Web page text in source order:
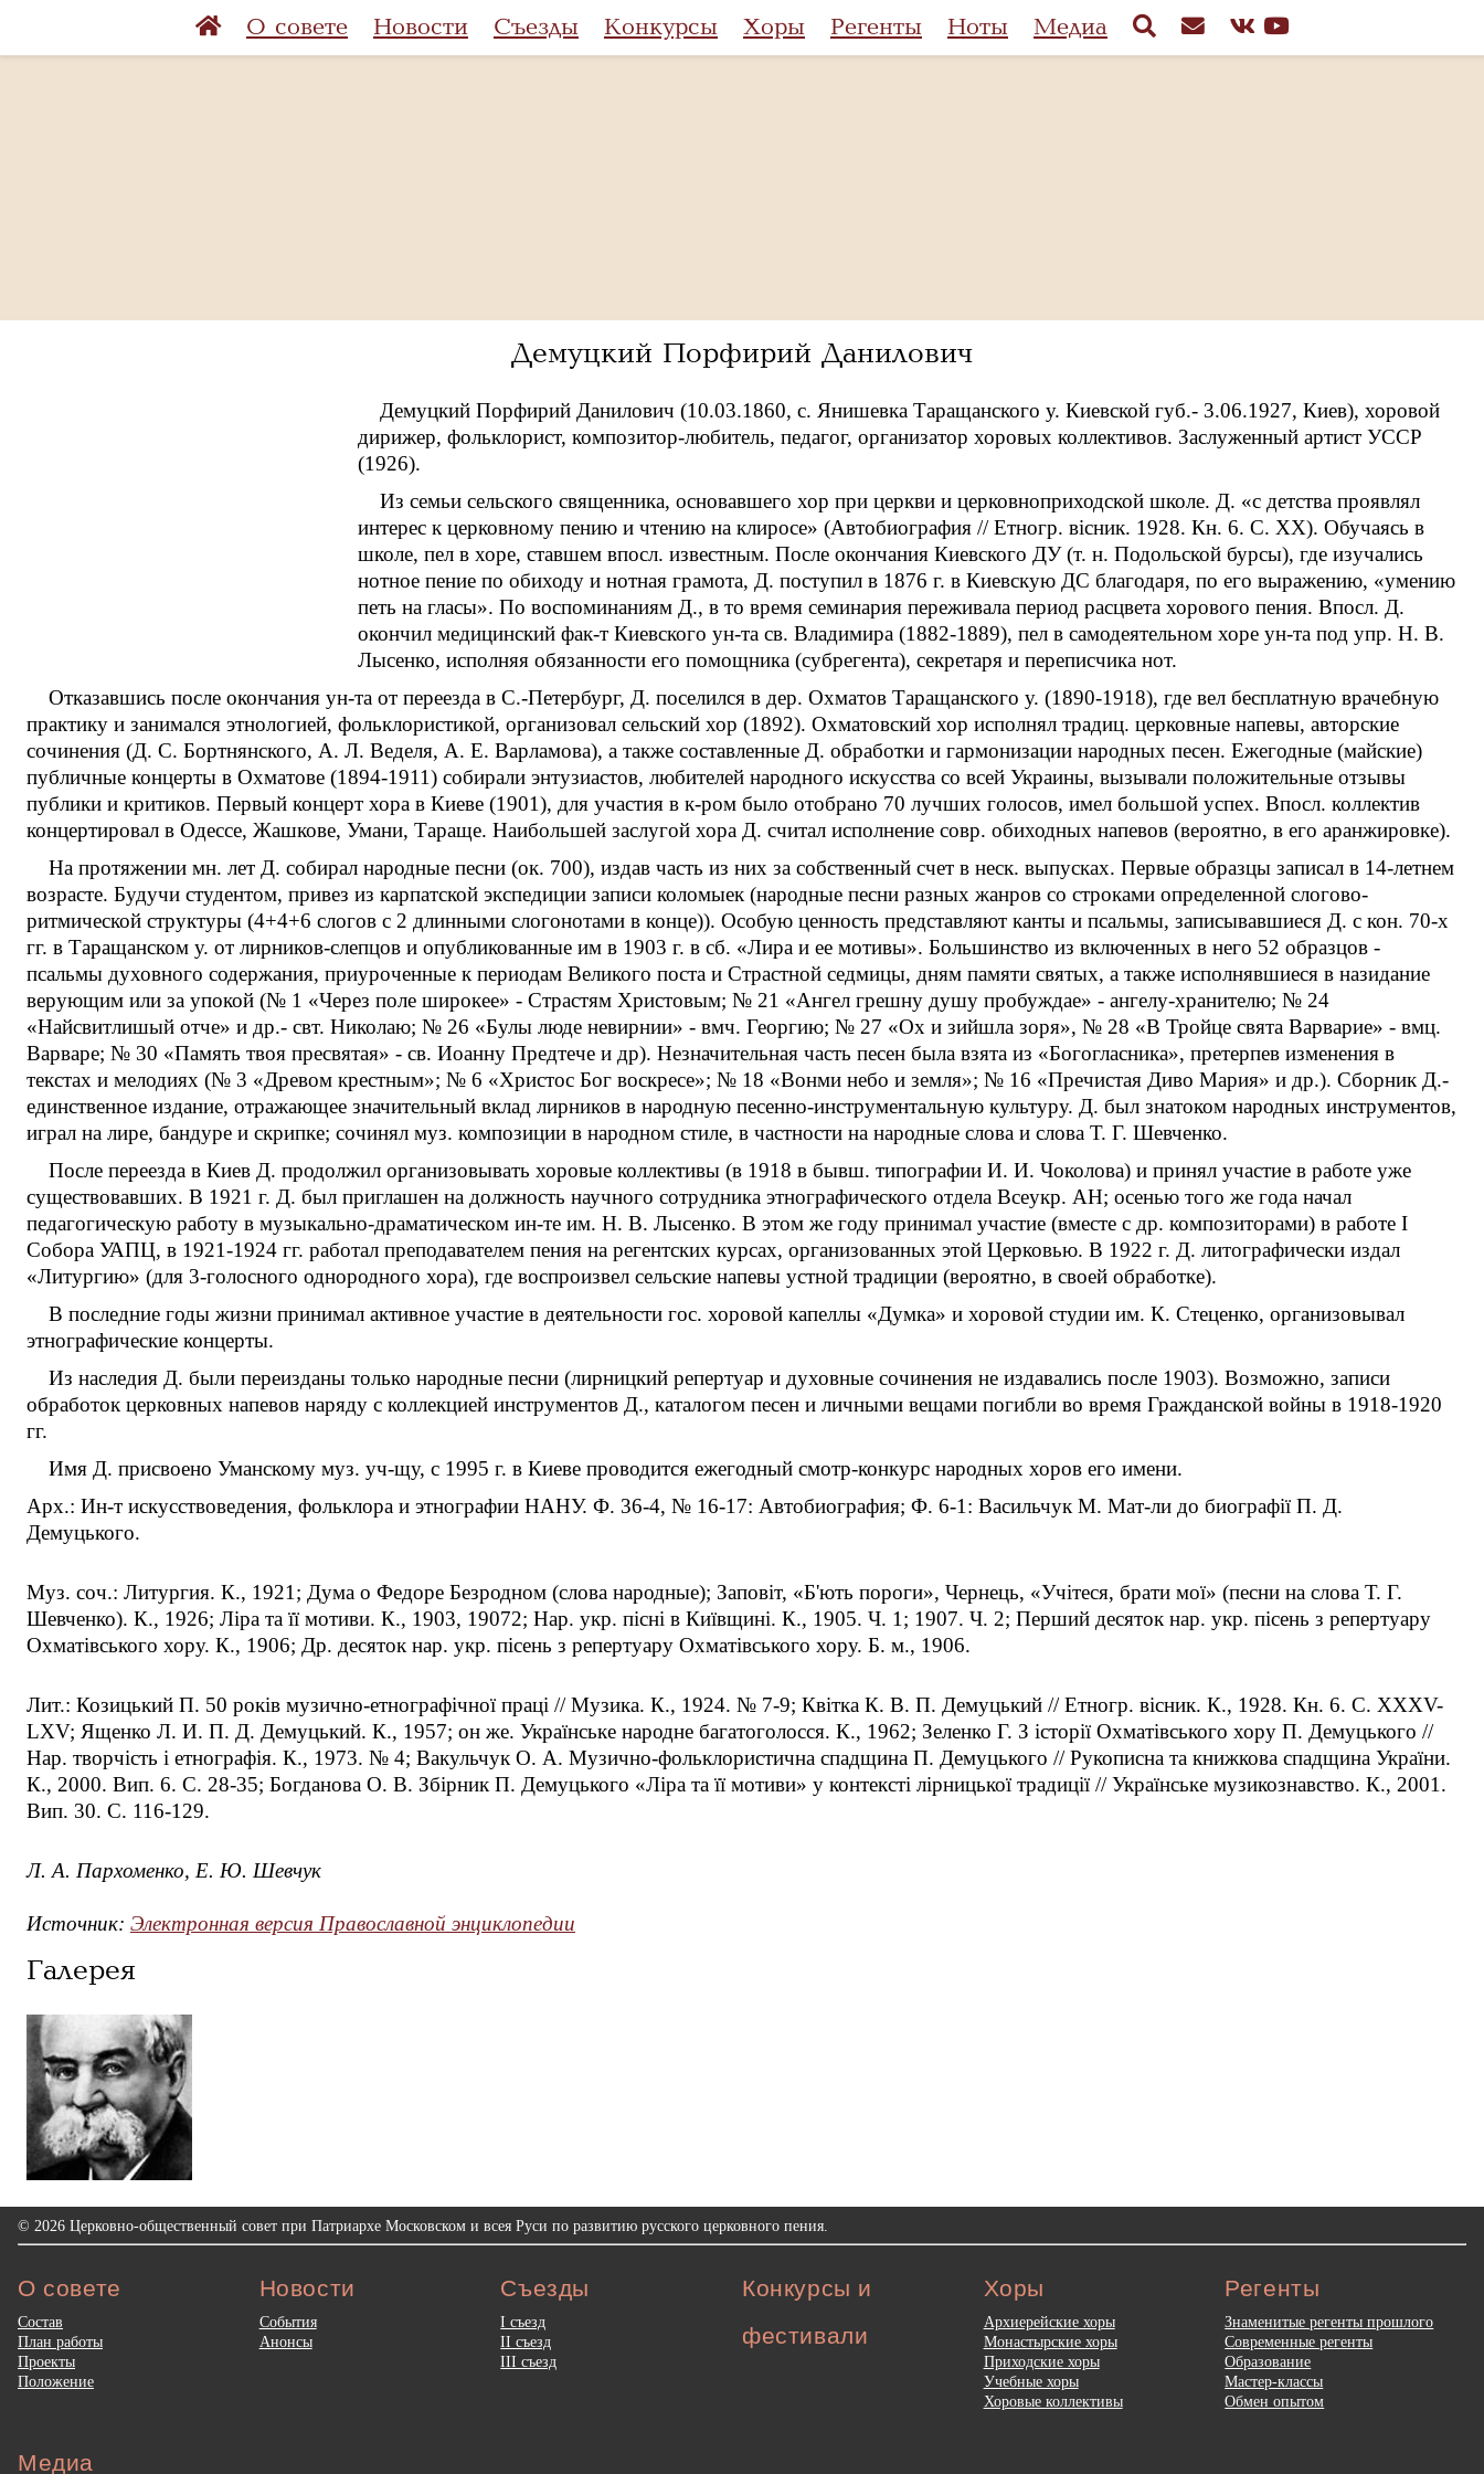
О совете Новости Съезды Конкурсы Хоры Регенты Ноты Медиа
Демуцкий Порфирий Данилович
Демуцкий Порфирий Данилович (10.03.1860, с. Янишевка Таращанского у. Киевской губ.- 3.06.1927, Киев), хоровой
дирижер, фольклорист, композитор-любитель, педагог, организатор хоровых коллективов. Заслуженный артист УССР
(1926).
Из семьи сельского священника, основавшего хор при церкви и церковноприходской школе. Д. «с детства проявлял
интерес к церковному пению и чтению на клиросе» (Автобиография // Етногр. вiсник. 1928. Кн. 6. С. ХХ). Обучаясь в
школе, пел в хоре, ставшем впосл. известным. После окончания Киевского ДУ (т. н. Подольской бурсы), где изучались
нотное пение по обиходу и нотная грамота, Д. поступил в 1876 г. в Киевскую ДС благодаря, по его выражению, «умению
петь на гласы». По воспоминаниям Д., в то время семинария переживала период расцвета хорового пения. Впосл. Д.
окончил медицинский фак-т Киевского ун-та св. Владимира (1882-1889), пел в самодеятельном хоре ун-та под упр. Н. В.
Лысенко, исполняя обязанности его помощника (субрегента), секретаря и переписчика нот.
Отказавшись после окончания ун-та от переезда в С.-Петербург, Д. поселился в дер. Охматов Таращанского у. (1890-1918), где вел бесплатную врачебную
практику и занимался этнологией, фольклористикой, организовал сельский хор (1892). Охматовский хор исполнял традиц. церковные напевы, авторские
сочинения (Д. С. Бортнянского, А. Л. Веделя, А. Е. Варламова), а также составленные Д. обработки и гармонизации народных песен. Ежегодные (майские)
публичные концерты в Охматове (1894-1911) собирали энтузиастов, любителей народного искусства со всей Украины, вызывали положительные отзывы
публики и критиков. Первый концерт хора в Киеве (1901), для участия в к-ром было отобрано 70 лучших голосов, имел большой успех. Впосл. коллектив
концертировал в Одессе, Жашкове, Умани, Тараще. Наибольшей заслугой хора Д. считал исполнение совр. обиходных напевов (вероятно, в его аранжировке).
На протяжении мн. лет Д. собирал народные песни (ок. 700), издав часть из них за собственный счет в неск. выпусках. Первые образцы записал в 14-летнем
возрасте. Будучи студентом, привез из карпатской экспедиции записи коломыек (народные песни разных жанров со строками определенной слогово-
ритмической структуры (4+4+6 слогов с 2 длинными слогонотами в конце)). Особую ценность представляют канты и псальмы, записывавшиеся Д. с кон. 70-х
гг. в Таращанском у. от лирников-слепцов и опубликованные им в 1903 г. в сб. «Лира и ее мотивы». Большинство из включенных в него 52 образцов -
псальмы духовного содержания, приуроченные к периодам Великого поста и Страстной седмицы, дням памяти святых, а также исполнявшиеся в назидание
верующим или за упокой (№ 1 «Через поле широкее» - Страстям Христовым; № 21 «Ангел грешну душу пробуждае» - ангелу-хранителю; № 24
«Найсвитлишый отче» и др.- свт. Николаю; № 26 «Булы люде невирнии» - вмч. Георгию; № 27 «Ох и зийшла зоря», № 28 «В Тройце свята Варварие» - вмц.
Варваре; № 30 «Память твоя пресвятая» - св. Иоанну Предтече и др). Незначительная часть песен была взята из «Богогласника», претерпев изменения в
текстах и мелодиях (№ 3 «Древом крестным»; № 6 «Христос Бог воскресе»; № 18 «Вонми небо и земля»; № 16 «Пречистая Диво Мария» и др.). Сборник Д.-
единственное издание, отражающее значительный вклад лирников в народную песенно-инструментальную культуру. Д. был знатоком народных инструментов,
играл на лире, бандуре и скрипке; сочинял муз. композиции в народном стиле, в частности на народные слова и слова Т. Г. Шевченко.
После переезда в Киев Д. продолжил организовывать хоровые коллективы (в 1918 в бывш. типографии И. И. Чоколова) и принял участие в работе уже
существовавших. В 1921 г. Д. был приглашен на должность научного сотрудника этнографического отдела Всеукр. АН; осенью того же года начал
педагогическую работу в музыкально-драматическом ин-те им. Н. В. Лысенко. В этом же году принимал участие (вместе с др. композиторами) в работе I
Собора УАПЦ, в 1921-1924 гг. работал преподавателем пения на регентских курсах, организованных этой Церковью. В 1922 г. Д. литографически издал
«Литургию» (для 3-голосного однородного хора), где воспроизвел сельские напевы устной традиции (вероятно, в своей обработке).
В последние годы жизни принимал активное участие в деятельности гос. хоровой капеллы «Думка» и хоровой студии им. К. Стеценко, организовывал
этнографические концерты.
Из наследия Д. были переизданы только народные песни (лирницкий репертуар и духовные сочинения не издавались после 1903). Возможно, записи
обработок церковных напевов наряду с коллекцией инструментов Д., каталогом песен и личными вещами погибли во время Гражданской войны в 1918-1920
гг.
Имя Д. присвоено Уманскому муз. уч-щу, с 1995 г. в Киеве проводится ежегодный смотр-конкурс народных хоров его имени.
Арх.: Ин-т искусствоведения, фольклора и этнографии НАНУ. Ф. 36-4, № 16-17: Автобиография; Ф. 6-1: Васильчук М. Мат-ли до биографiï П. Д.
Демуцького.
Муз. соч.: Литургия. К., 1921; Дума о Федоре Безродном (слова народные); Заповiт, «Б'ють пороги», Чернець, «Учiтеся, брати моï» (песни на слова Т. Г.
Шевченко). К., 1926; Лiра та ïï мотиви. К., 1903, 19072; Нар. укр. пiснi в Киïвщинi. К., 1905. Ч. 1; 1907. Ч. 2; Перший десяток нар. укр. пiсень з репертуару
Охматiвського хору. К., 1906; Др. десяток нар. укр. пiсень з репертуару Охматiвського хору. Б. м., 1906.
Лит.: Козицький П. 50 рокiв музично-етнографiчноï працi // Музика. К., 1924. № 7-9; Квiтка К. В. П. Демуцький // Етногр. вiсник. К., 1928. Кн. 6. С. ХХХV-
LХV; Ященко Л. И. П. Д. Демуцький. К., 1957; он же. Украïнське народне багатоголосся. К., 1962; Зеленко Г. З iсторiï Охматiвського хору П. Демуцького //
Нар. творчiсть i етнографiя. К., 1973. № 4; Вакульчук О. А. Музично-фольклористична спадщина П. Демуцького // Рукописна та книжкова спадщина Украïни.
К., 2000. Вип. 6. С. 28-35; Богданова О. В. Збiрник П. Демуцького «Лiра та ïï мотиви» у контекстi лiрницькоï традицiï // Украïнське музикознавство. К., 2001.
Вип. 30. С. 116-129.
Л. А. Пархоменко, Е. Ю. Шевчук
Источник: Электронная версия Православной энциклопедии
Галерея
© 2026 Церковно-общественный совет при Патриархе Московском и всея Руси по развитию русского церковного пения.
О совете
Состав
План работы
Проекты
Положение
Новости
События
Анонсы
Съезды
I съезд
II съезд
III съезд
Конкурсы и
фестивали
Хоры
Архиерейские хоры
Монастырские хоры
Приходские хоры
Учебные хоры
Хоровые коллективы
Регенты
Знаменитые регенты прошлого
Современные регенты
Образование
Мастер-классы
Обмен опытом
Медиа